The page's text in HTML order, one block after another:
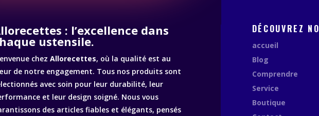
: l’excellence dans
ustensile.
chez Allorecettes, où la qualité est au
de notre engagement. Tous nos produits sont
avec soin pour leur durabilité, leur
et leur design soigné. Nous vous
des articles fiables et élégants, pensés
DÉCOUVREZ
accueil
Blog
Comprendre
Service
Boutique